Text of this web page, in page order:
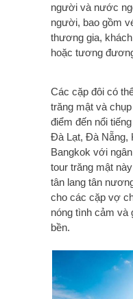
người và nước
người, bao gồm
thương gia,
hoặc tương
Các cặp đôi có
trăng mật và
điểm đến nổi
Đà Lạt, Đà Nẵng,
Bangkok với
tour trăng mật
tân lang tân
cho các cặp vợ
nóng tình cảm và
bền.